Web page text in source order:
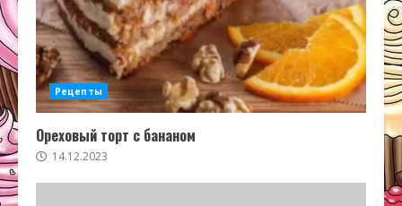
Рецепты
Ореховый торт с бананом
14.12.2023